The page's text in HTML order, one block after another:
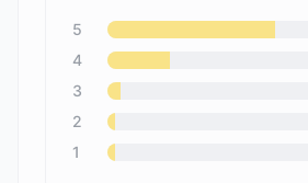
5
4
3
2
1